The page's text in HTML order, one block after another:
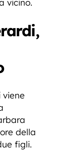
viene
della
figli.